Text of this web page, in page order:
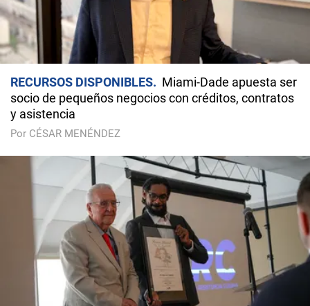
RECURSOS DISPONIBLES
Miami-Dade apuesta ser
socio de pequeños negocios con créditos, contratos
y asistencia
Por CÉSAR MENÉNDEZ